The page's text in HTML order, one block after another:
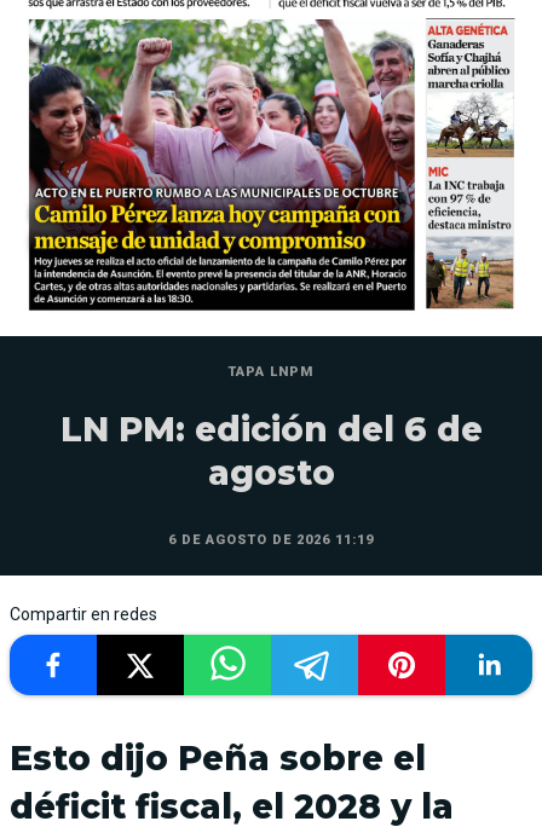
TAPA LNPM
LN PM: edición del 6 de
agosto
6 DE AGOSTO DE 2026 11:19
Compartir en redes
Esto dijo Peña sobre el
déficit fiscal, el 2028 y la